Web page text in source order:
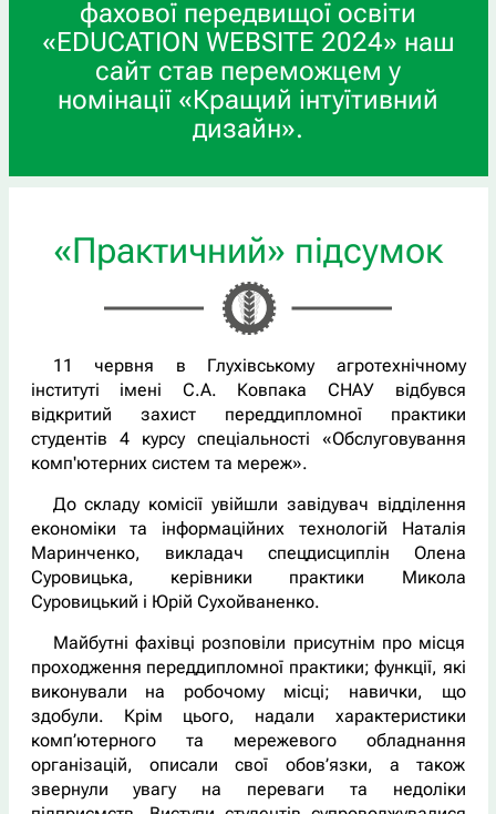
фахової передвищої освіти
«EDUCATION WEBSITE 2024» наш
сайт став переможцем у
номінації «Кращий інтуїтивний
дизайн».
«Практичний» підсумок
11 червня в Глухівському агротехнічному
інституті імені С.А. Ковпака СНАУ відбувся
відкритий захист переддипломної практики
студентів 4 курсу спеціальності «Обслуговування
комп'ютерних систем та мереж».
До складу комісії увійшли завідувач відділення
економіки та інформаційних технологій Наталія
Маринченко, викладач спецдисциплін Олена
Суровицька, керівники практики Микола
Суровицький і Юрій Сухойваненко.
Майбутні фахівці розповіли присутнім про місця
проходження переддипломної практики; функції, які
виконували на робочому місці; навички, що
здобули. Крім цього, надали характеристики
комп’ютерного та мережевого обладнання
організацій, описали свої обов’язки, а також
звернули увагу на переваги та недоліки